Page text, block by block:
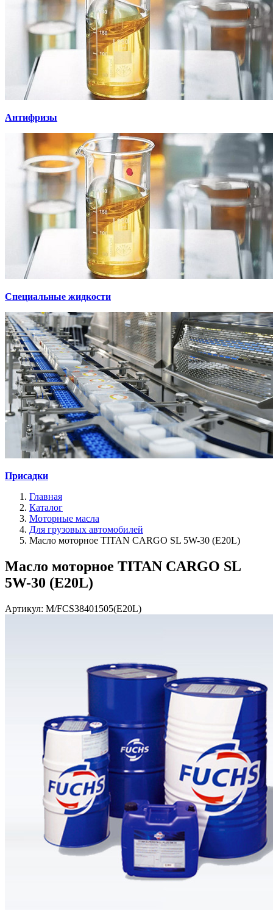
Антифризы
Специальные жидкости
Присадки
Главная
Каталог
Моторные масла
Для грузовых автомобилей
Масло моторное TITAN CARGO SL 5W-30 (E20L)
Масло моторное TITAN CARGO SL
5W-30 (E20L)
Артикул: M/FCS38401505(E20L)